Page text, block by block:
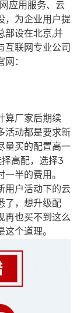
应用服务、云
，为企业用户提
部设在北京,并
互联网专业公司
：
算厂家后期续
活动都是要求新
量买的配置高一
高配，选择3
半的费用。
用户活动下的云
了，想升级配
再也买不到这么
个道理。